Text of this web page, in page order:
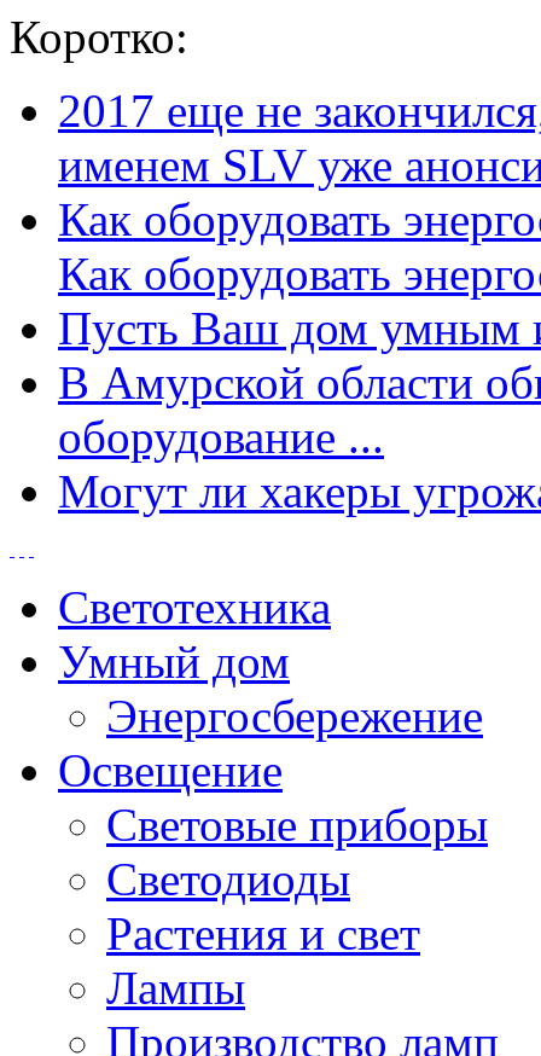
Коротко:
2017 еще не
именем SLV уже
Как оборудовать
Как оборудовать
Пусть Ваш дом умным
В Амурской области
оборудование ...
Могут ли хакеры
Светотехника
Умный дом
Энергосбережение
Освещение
Световые приборы
Светодиоды
Растения и свет
Лампы
Производство ламп